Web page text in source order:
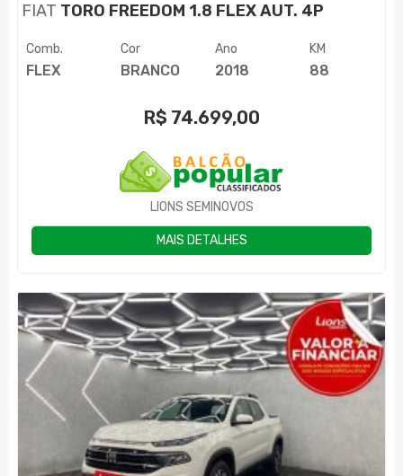
FIAT TORO FREEDOM 1.8 FLEX AUT. 4P
Comb.
FLEX
Cor
BRANCO
Ano
2018
KM
88
R$ 74.699,00
LIONS SEMINOVOS
MAIS DETALHES